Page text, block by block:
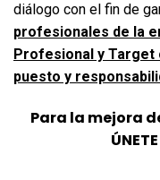
diálogo con el fin de
profesionales de la
Profesional y Target
puesto y
Para la mejora